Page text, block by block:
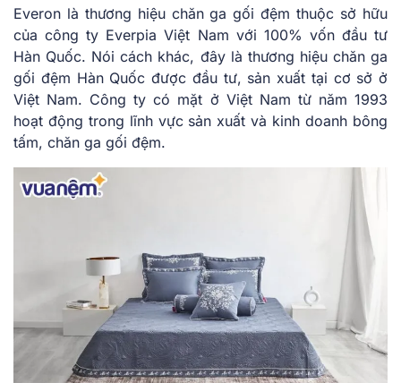
Everon là thương hiệu chăn ga gối đệm thuộc sở hữu
của công ty Everpia Việt Nam với 100% vốn đầu tư
Hàn Quốc. Nói cách khác, đây là thương hiệu chăn ga
gối đệm Hàn Quốc được đầu tư, sản xuất tại cơ sở ở
Việt Nam. Công ty có mặt ở Việt Nam từ năm 1993
hoạt động trong lĩnh vực sản xuất và kinh doanh bông
tấm, chăn ga gối đệm.